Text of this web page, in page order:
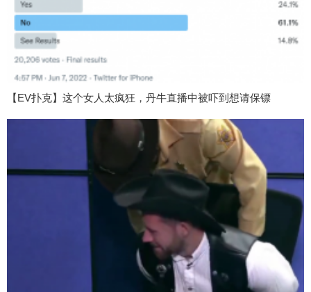
【EV扑克】这个女人太疯狂，丹牛直播中被吓到想请保镖